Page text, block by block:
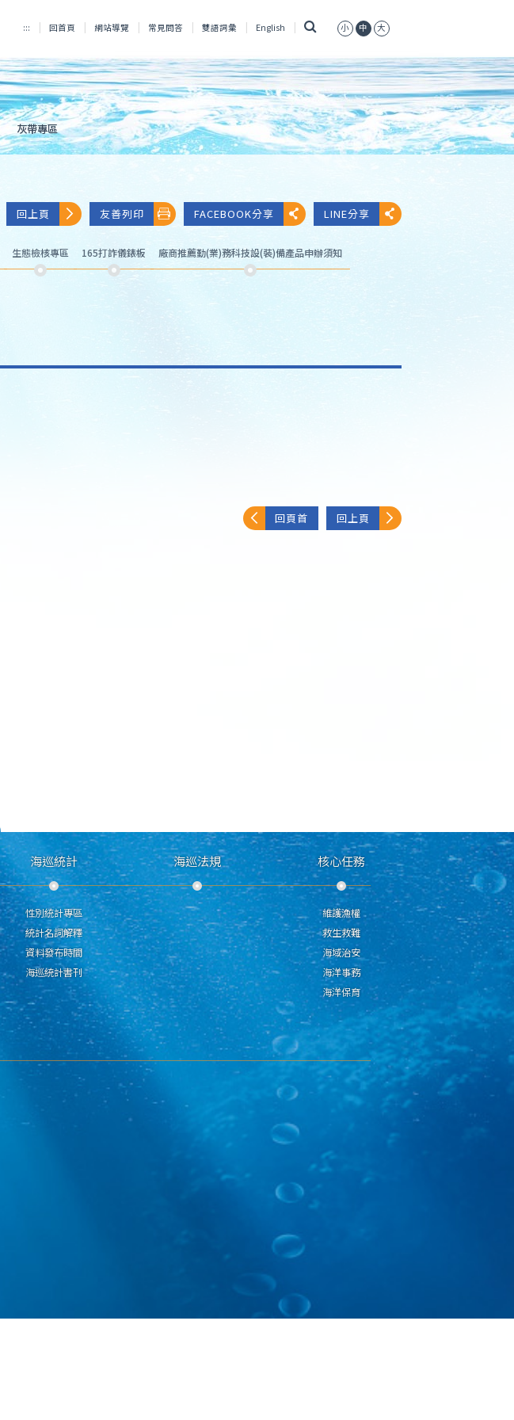
::: 回首頁 網站導覽 常見問答 雙語詞彙 English 小 中 大
灰帶專區
回上頁 友善列印 FACEBOOK分享 LINE分享
生態檢核專區 165打詐儀錶板 廠商推薦勤(業)務科技設(裝)備產品申辦須知
回頁首 回上頁
海巡統計
性別統計專區
統計名詞解釋
資料發布時間
海巡統計書刊
海巡法規 核心任務
維護漁權
救生救難
海域治安
海洋事務
海洋保育